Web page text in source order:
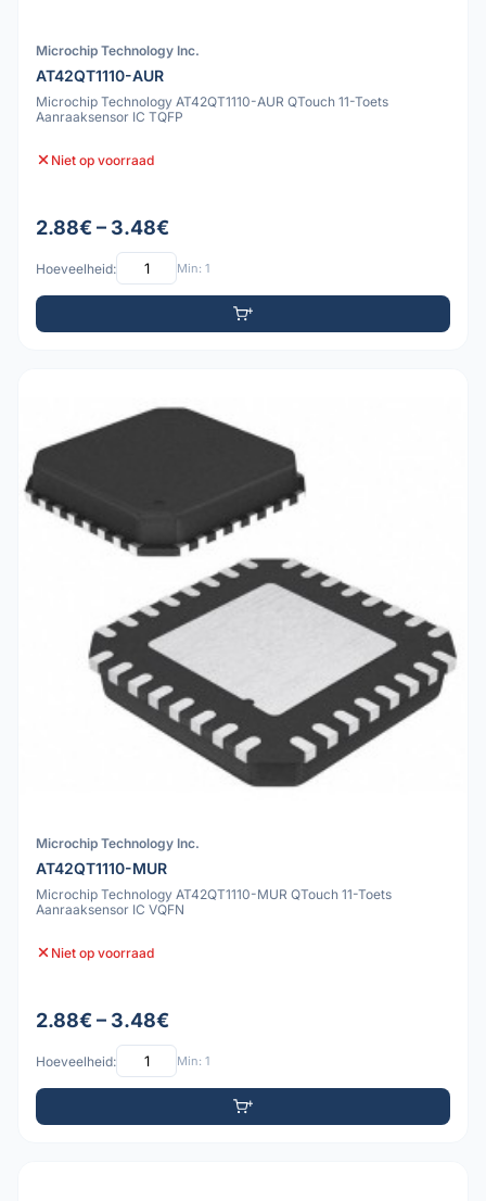
Microchip Technology Inc.
AT42QT1110-AUR
Microchip Technology AT42QT1110-AUR QTouch 11-Toets
Aanraaksensor IC TQFP
Niet op voorraad
2.88€ – 3.48€
Hoeveelheid: Min: 1
Microchip Technology Inc.
AT42QT1110-MUR
Microchip Technology AT42QT1110-MUR QTouch 11-Toets
Aanraaksensor IC VQFN
Niet op voorraad
2.88€ – 3.48€
Hoeveelheid: Min: 1